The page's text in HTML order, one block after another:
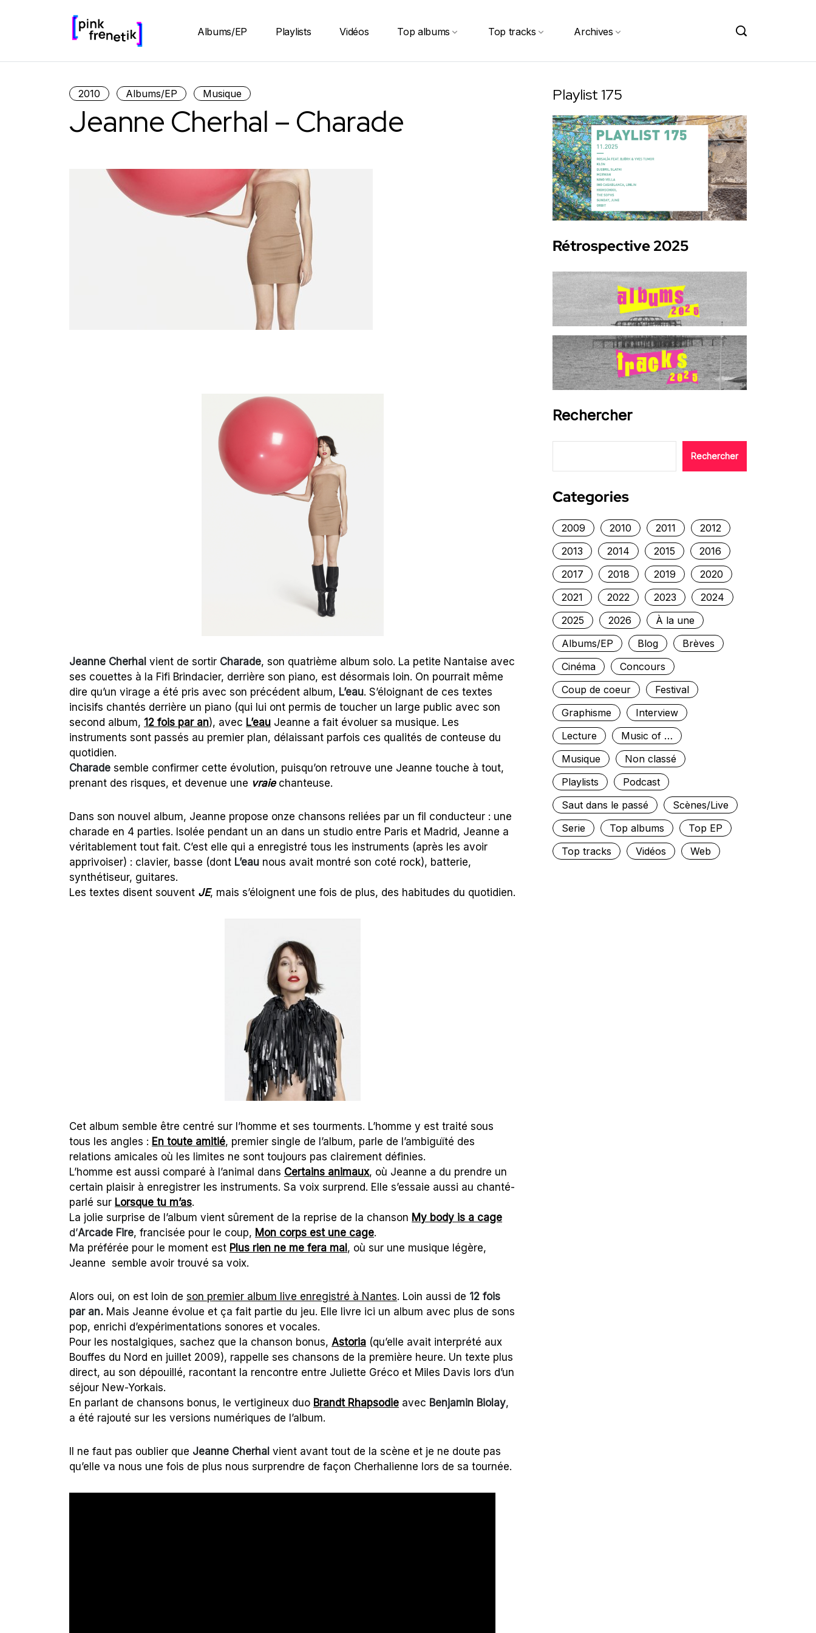
Albums/EP Playlists Vidéos Top albums Top tracks Archives
2010 Albums/EP Musique
Jeanne Cherhal – Charade
Jeanne Cherhal vient de sortir Charade, son quatrième album solo. La petite Nantaise avec
ses couettes à la Fifi Brindacier, derrière son piano, est désormais loin. On pourrait même
dire qu’un virage a été pris avec son précédent album, L’eau. S’éloignant de ces textes
incisifs chantés derrière un piano (qui lui ont permis de toucher un large public avec son
second album, 12 fois par an), avec L’eau Jeanne a fait évoluer sa musique. Les
instruments sont passés au premier plan, délaissant parfois ces qualités de conteuse du
quotidien.
Charade semble confirmer cette évolution, puisqu’on retrouve une Jeanne touche à tout,
prenant des risques, et devenue une vraiechanteuse.
Dans son nouvel album, Jeanne propose onze chansons reliées par un fil conducteur : une
charade en 4 parties. Isolée pendant un an dans un studio entre Paris et Madrid, Jeanne a
véritablement tout fait. C’est elle qui a enregistré tous les instruments (après les avoir
apprivoiser) : clavier, basse (dont L’eau nous avait montré son coté rock), batterie,
synthétiseur, guitares.
Les textes disent souvent JE, mais s’éloignent une fois de plus, des habitudes du quotidien.
Cet album semble être centré sur l’homme et ses tourments. L’homme y est traité sous
tous les angles : En toute amitié, premier single de l’album, parle de l’ambiguïté des
relations amicales où les limites ne sont toujours pas clairement définies.
L’homme est aussi comparé à l’animal dans Certains animaux, où Jeanne a du prendre un
certain plaisir à enregistrer les instruments. Sa voix surprend. Elle s’essaie aussi au chanté-
parlé sur Lorsque tu m’as.
La jolie surprise de l’album vient sûrement de la reprise de la chanson My body is a cage
d’Arcade Fire, francisée pour le coup, Mon corps est une cage.
Ma préférée pour le moment est Plus rien ne me fera mal , où sur une musique légère,
Jeanne semble avoir trouvé sa voix.
Alors oui, on est loin de son premier album live enregistré à Nantes. Loin aussi de 12 fois
par an. Mais Jeanne évolue et ça fait partie du jeu. Elle livre ici un album avec plus de sons
pop, enrichi d’expérimentations sonores et vocales.
Pour les nostalgiques, sachez que la chanson bonus, Astoria (qu’elle avait interprété aux
Bouffes du Nord en juillet 2009), rappelle ses chansons de la première heure. Un texte plus
direct, au son dépouillé, racontant la rencontre entre Juliette Gréco et Miles Davis lors d’un
séjour New-Yorkais.
En parlant de chansons bonus, le vertigineux duo Brandt Rhapsodie avec Benjamin Biolay,
a été rajouté sur les versions numériques de l’album.
Il ne faut pas oublier que Jeanne Cherhal vient avant tout de la scène et je ne doute pas
qu’elle va nous une fois de plus nous surprendre de façon Cherhalienne lors de sa tournée.
Playlist 175
Rétrospective 2025
Rechercher
Rechercher
Categories
2009 2010 2011
2012
2013
2014 2015
2016
2017
2018 2019
2020
2021
2022 2023
2024
2025
2026
À la une
Albums/EP
Blog
Brèves
Cinéma
Concours
Coup de coeur
Festival
Graphisme
Interview
Lecture
Music of …
Musique
Non classé
Playlists
Podcast
Saut dans le passé
Scènes/Live
Serie
Top albums
Top EP
Top tracks
Vidéos Web